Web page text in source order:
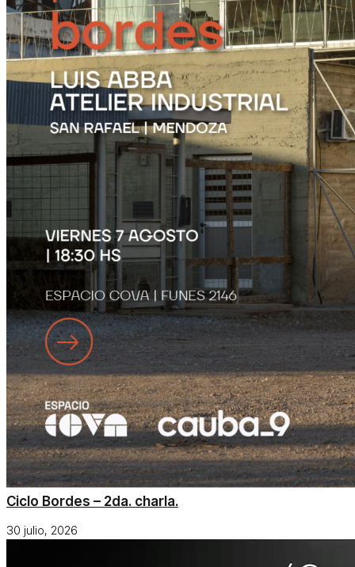
Ciclo Bordes – 2da. charla.
30 julio, 2026